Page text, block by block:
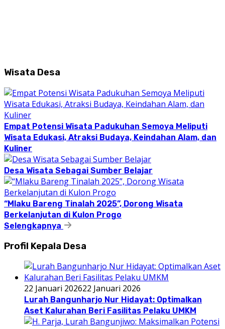
Wisata Desa
Empat Potensi Wisata Padukuhan Semoya Meliputi
Wisata Edukasi, Atraksi Budaya, Keindahan Alam, dan
Kuliner
Desa Wisata Sebagai Sumber Belajar
“Mlaku Bareng Tinalah 2025”, Dorong Wisata
Berkelanjutan di Kulon Progo
Selengkapnya
Profil Kepala Desa
22 Januari 202622 Januari 2026
Lurah Bangunharjo Nur Hidayat: Optimalkan
Aset Kalurahan Beri Fasilitas Pelaku UMKM